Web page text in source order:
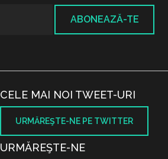
ABONEAZĂ-TE
CELE MAI NOI TWEET-URI
URMĂREŞTE-NE PE TWITTER
URMĂREŞTE-NE